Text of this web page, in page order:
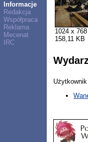
Informacje
Redakcja
Współpraca
Reklama
Mecenat
IRC
1024 x 768
158,11 KB